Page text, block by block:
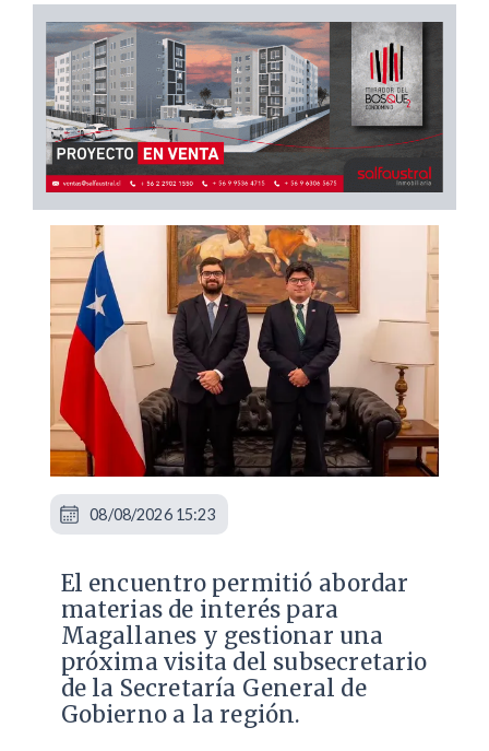
El encuentro permitió abordar
materias de interés para
Magallanes y gestionar una
próxima visita del subsecretario
de la Secretaría General de
Gobierno a la región.
08/08/2026 15:23